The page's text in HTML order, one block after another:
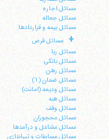
مسائل اجاره
مسائل جعاله
مسائل بیمه و قراردادها
+
مسائل قرض
مسائل ربا
مسائل بانکی
مسائل رهن
مسائل ضمان (1)
مسائل ودیعه (امانت)
مسائل هبه
مسائل وقف
مسائل محجوران
مسائل مشاغل و درآمدها
مسائل مسابقات و تیراندازی